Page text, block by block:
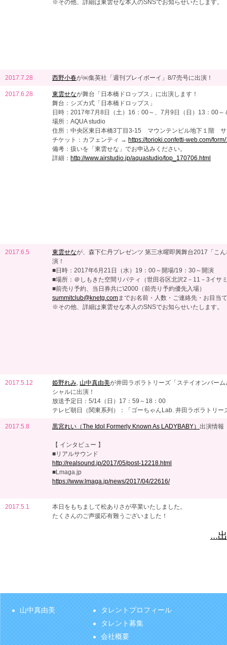
※その他、詳細は東雲せな本人のSNSでお知らせいたします。
2017.7.28 西野小春が㈱集英社「週刊プレイボーイ」8/7売号に出演！
2017.6.28 東雲せなが舞台「日本橋ドロップス」に出演します！
舞台：シズカ式「日本橋ドロップス」
日時：2017年7月8日（土）16：00～、7月9日（日）13：00
場所：AQUA studio
住所：中央区東日本橋3丁目3-15 マウンテンビル地下１階 サ
チケット：カフェンティ → https://torioki.confetti-web.com/
備考：扱いを「東雲せな」でお申込みください。
詳細： http://www.airstudio.jp/aquastudio/top_170706.html
2017.6.5 東雲せなが、森下仁丹プレゼンツ 第三水曜即興舞台2017「こ
演！
■日時：2017年6月21日（水）19：00～開場/19：30～開演
■場所：＠しもきた空間リバティ（世田谷区北沢2－11－3イサ
■前売り予約、当日券共に\2000（前売り予約優先入場）
summitclub@knetg.comまでお名前・人数・ご連絡先・お目当
※その他、詳細は東雲せな本人のSNSでお知らせいたします。
2017.5.12 姫野れみ, 山中真由美が井田ラボラトリーズ「ステイオンバー
シャルに出演！
放送予定日：5/14（日）17：59～18：00
テレビ朝日（関東系列）：「ゴーちゃんLab. 井田ラボラトリー
2017.5.8 黒宮れい（The Idol Formerly Known As LADYBABY） 出演情報
【 インタビュー 】
■リアルサウンド
http://realsound.jp/2017/05/post-12218.html
■Lmaga.jp
https://www.lmaga.jp/news/2017/04/22616/
2017.5.1
本日をもちまして松ありさが卒業いたしました。
たくさんのご声援応有難うございました！
...
山中真由美
タレントプロフィール
タレント募集
会社概要